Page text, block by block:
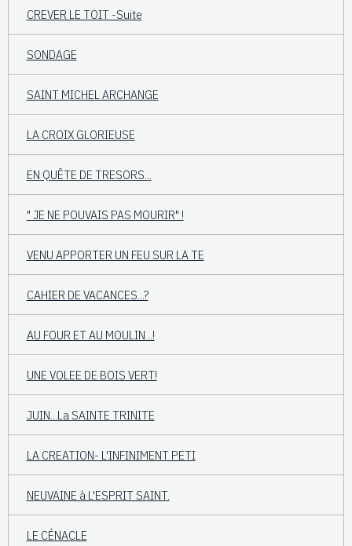
CREVER LE TOIT -Suite
SONDAGE
SAINT MICHEL ARCHANGE
LA CROIX GLORIEUSE
EN QUÊTE DE TRESORS...
" JE NE POUVAIS PAS MOURIR" !
VENU APPORTER UN FEU SUR LA TE
CAHIER DE VACANCES...?
AU FOUR ET AU MOULIN ..!
UNE VOLEE DE BOIS VERT!
JUIN...La SAINTE TRINITE
LA CREATION- L'INFINIMENT PETI
NEUVAINE à L'ESPRIT SAINT.
LE CÉNACLE